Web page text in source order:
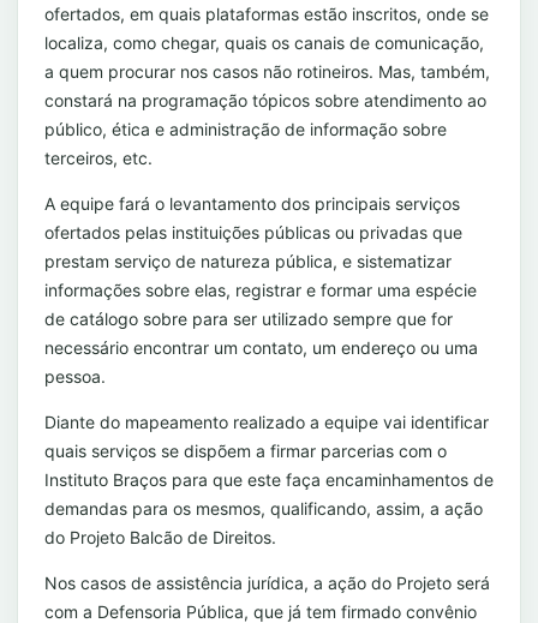
ofertados, em quais plataformas estão inscritos, onde se
localiza, como chegar, quais os canais de comunicação,
a quem procurar nos casos não rotineiros. Mas, também,
constará na programação tópicos sobre atendimento ao
público, ética e administração de informação sobre
terceiros, etc.
A equipe fará o levantamento dos principais serviços
ofertados pelas instituições públicas ou privadas que
prestam serviço de natureza pública, e sistematizar
informações sobre elas, registrar e formar uma espécie
de catálogo sobre para ser utilizado sempre que for
necessário encontrar um contato, um endereço ou uma
pessoa.
Diante do mapeamento realizado a equipe vai identificar
quais serviços se dispõem a firmar parcerias com o
Instituto Braços para que este faça encaminhamentos de
demandas para os mesmos, qualificando, assim, a ação
do Projeto Balcão de Direitos.
Nos casos de assistência jurídica, a ação do Projeto será
com a Defensoria Pública, que já tem firmado convênio